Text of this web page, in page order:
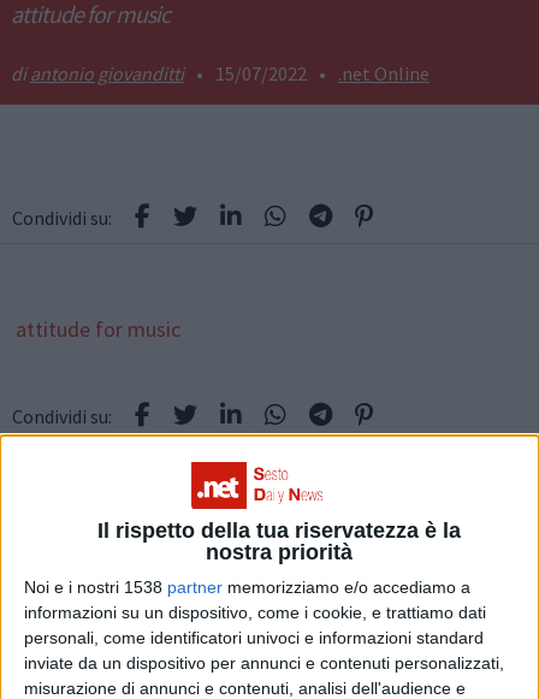
Il rispetto della tua riservatezza è la
nostra priorità
Noi e i nostri 1538 partner memorizziamo e/o accediamo a
informazioni su un dispositivo, come i cookie, e trattiamo dati
personali, come identificatori univoci e informazioni standard
inviate da un dispositivo per annunci e contenuti personalizzati,
misurazione di annunci e contenuti, analisi dell'audience e
attitude for music
antonio giovanditti • 15/07/2022 • .net Online
Condividi su:
attitude for music
Condividi su:
Attitude for Music